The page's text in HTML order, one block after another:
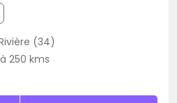
(34)
250 kms